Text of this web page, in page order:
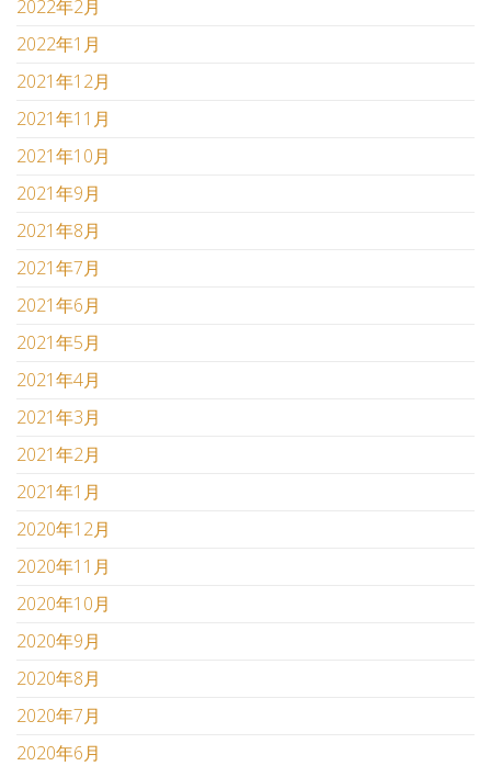
2022年2月
2022年1月
2021年12月
2021年11月
2021年10月
2021年9月
2021年8月
2021年7月
2021年6月
2021年5月
2021年4月
2021年3月
2021年2月
2021年1月
2020年12月
2020年11月
2020年10月
2020年9月
2020年8月
2020年7月
2020年6月